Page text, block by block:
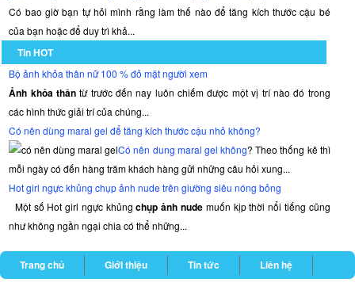
Có bao giờ bạn tự hỏi mình rằng làm thế nào để tăng kích thước cậu bé
của bạn hoặc để duy trì khả...
Tin HOT
Bộ ảnh khỏa thân nữ 100 % đỏ mặt người xem
Ảnh khỏa thântừ trước đến nay luôn chiếm được một vị trí nào đó trong
các hình thức giải trí của chúng...
Có nên dùng maral gel để tăng kích thước cậu nhỏ không?
Có nên dung maral gel không? Theo thống kê thì
mỗi ngày có đến hàng trăm khách hàng gửi những câu hỏi xung...
Hot girl ngực khủng chụp ảnh nude trên giường siêu nóng bỏng
Một số Hot girl ngực khủngchụp ảnh nude muốn kịp thời nổi tiếng cũng
như không ngần ngại chia có thể những...
Trang chủ Giới thiệu Tin tức Liên hệ